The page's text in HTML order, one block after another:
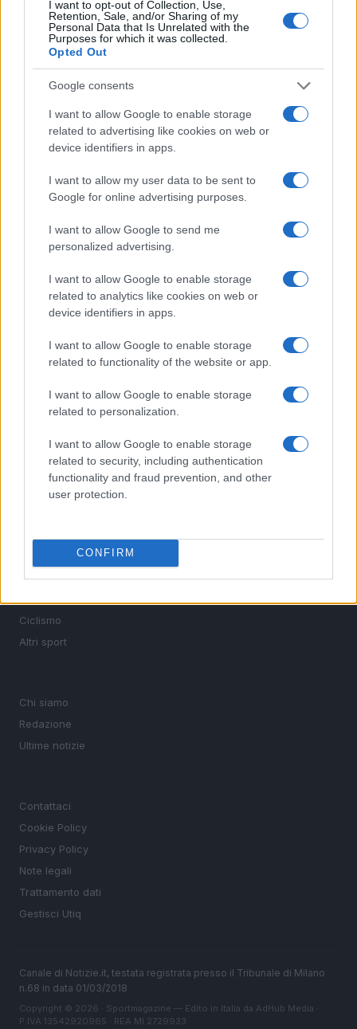
I want to opt-out of Collection, Use,
Retention, Sale, and/or Sharing of my
Personal Data that Is Unrelated with the
Purposes for which it was collected.
Opted Out
Google consents
I want to allow Google to enable storage
related to advertising like cookies on web or
device identifiers in apps.
I want to allow my user data to be sent to
Google for online advertising purposes.
I want to allow Google to send me
personalized advertising.
I want to allow Google to enable storage
related to analytics like cookies on web or
device identifiers in apps.
I want to allow Google to enable storage
related to functionality of the website or app.
I want to allow Google to enable storage
related to personalization.
I want to allow Google to enable storage
related to security, including authentication
functionality and fraud prevention, and other
user protection.
CONFIRM
PIÙ LETTI
Chouchaa: chi è il calciatore algerino?
A quanto ammonta il patrimonio di Andrea Pirlo?
Lazio e Milan: tutti gli ex calciatori che hanno
indossato le due maglie
estiva in diretta
Sportmagazine: notizie, approfondimenti e classifiche su
MotoGP e Olimpiadi. Le ultime news dalle competizioni
nazionali e internazionali, gli highlight delle partite, le
le discipline che fanno emozionare gli appassionati di
Basket
Ciclismo
Altri sport
Chi siamo
Redazione
Ultime notizie
Contattaci
Cookie Policy
Privacy Policy
Note legali
Trattamento dati
Gestisci Utiq
Canale di Notizie.it, testata registrata presso il Tribunale di Milano
n.68 in data 01/03/2018
Copyright © 2026 · Sportmagazine — Edito in Italia da AdHub Media
P.IVA 13542920965 · REA MI 2729933